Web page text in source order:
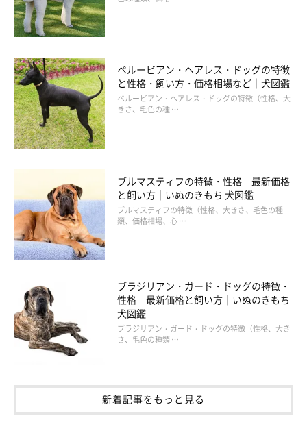
ペルービアン・ヘアレス・ドッグの特徴
と性格・飼い方・価格相場など｜犬図鑑
ペルービアン・ヘアレス・ドッグの特徴（性格、大
きさ、毛色の種 …
ブルマスティフの特徴・性格 最新価格
と飼い方｜いぬのきもち 犬図鑑
ブルマスティフの特徴（性格、大きさ、毛色の種
類、価格相場、心 …
ブラジリアン・ガード・ドッグの特徴・
性格 最新価格と飼い方｜いぬのきもち
犬図鑑
ブラジリアン・ガード・ドッグの特徴（性格、大き
さ、毛色の種類 …
新着記事をもっと見る